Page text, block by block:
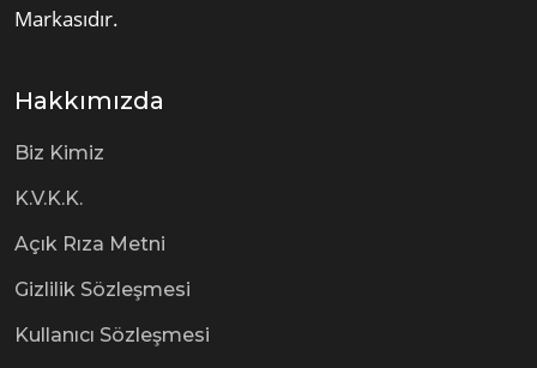
Markasıdır.
Hakkımızda
Biz Kimiz
K.V.K.K.
Açık Rıza Metni
Gizlilik Sözleşmesi
Kullanıcı Sözleşmesi